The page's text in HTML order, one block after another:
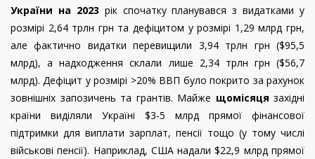
України на 2023 рік спочатку планувався з видатками у
розмірі 2,64 трлн грн та дефіцитом у розмірі 1,29 млрд грн,
але фактично видатки перевищили 3,94 трлн грн ($95,5
млрд), а надходження склали лише 2,34 трлн грн ($56,7
млрд). Дефіцит у розмірі >20% ВВП було покрито за рахунок
зовнішніх запозичень та грантів. Майже щомісяця західні
країни виділяли Україні $3-5 млрд прямої фінансової
підтримки для виплати зарплат, пенсії тощо (у тому числі
військові пенсії). Наприклад, США надали $22,9 млрд прямої